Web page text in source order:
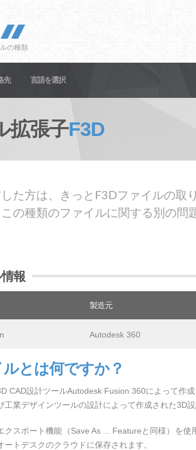
の種類
先 言語を選択
拡張子F3D
た方は、きっとF3Dファイルの取
の種類のファイルに関する別の問
報
製造元
Autodesk 360
とは何ですか？
CAD設計ツールAutodesk Fusion 360によって作
工業デザインツールの設計によって作成された3D設
クスポート機能（Save As ... Featureと同様）を使
ートデスクのクラウドに保存されます。